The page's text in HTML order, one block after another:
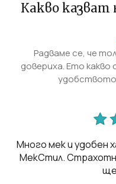
Какво
Радваме се, че
довериха. Ето
Много мек и удобен
МекСтил.